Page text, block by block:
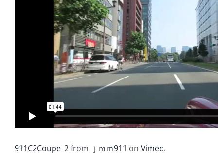
911C2Coupe_2from ｊｍｍ911 on Vimeo.